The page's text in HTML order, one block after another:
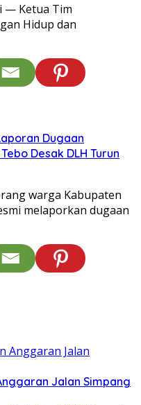
— Ketua Tim
Hidup dan
Dugaan
Desak DLH Turun
warga Kabupaten
melaporkan dugaan
Jalan Simpang